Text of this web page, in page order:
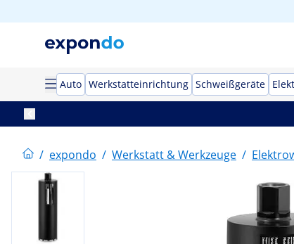
Auto Werkstatteinrichtung Schweißgeräte
/ expondo / Werkstatt & Werkzeuge /